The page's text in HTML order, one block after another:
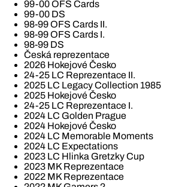
99-00 OFS Cards
99-00 DS
98-99 OFS Cards II.
98-99 OFS Cards I.
98-99 DS
Česká reprezentace
2026 Hokejové Česko
24-25 LC Reprezentace II.
2025 LC Legacy Collection 1985
2025 Hokejové Česko
24-25 LC Reprezentace I.
2024 LC Golden Prague
2024 Hokejové Česko
2024 LC Memorable Moments
2024 LC Expectations
2023 LC Hlinka Gretzky Cup
2023 MK Reprezentace
2022 MK Reprezentace